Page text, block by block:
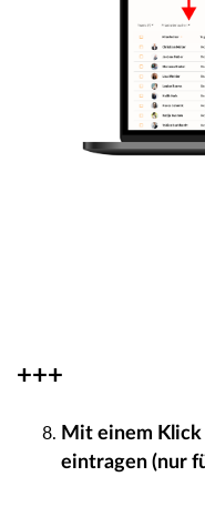
+++
Mit einem
eintragen (nur